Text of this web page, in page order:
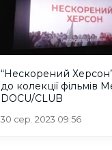
“Нескорений
до колекції фільмів
DOCU/CLUB
30 сер. 2023 09:56